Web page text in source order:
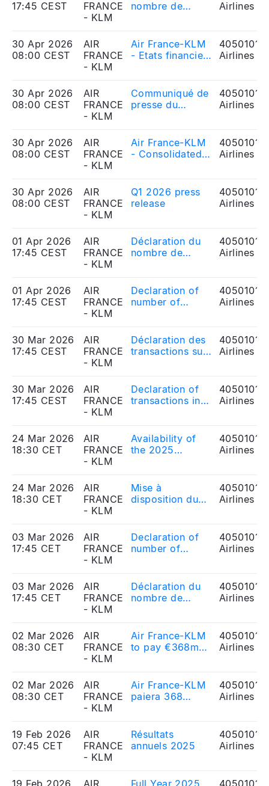
17:45 CEST
FRANCE
- KLM
nombre de
Airlines
30 Apr 2026
08:00 CEST
AIR
FRANCE
- KLM
Air France-KLM
- Etats financiers
au 31 mars 2026
40501010
Airlines
30 Apr 2026
08:00 CEST
AIR
FRANCE
- KLM
Communiqué de
presse du
40501010
Airlines
30 Apr 2026
08:00 CEST
AIR
FRANCE
- KLM
Air France-KLM
- Consolidated
notes as of
March 31, 2026
40501010
Airlines
30 Apr 2026
08:00 CEST
AIR
FRANCE
- KLM
Q1 2026 press
release
40501010
Airlines
01 Apr 2026
17:45 CEST
AIR
FRANCE
- KLM
Déclaration du
nombre de
40501010
Airlines
01 Apr 2026
17:45 CEST
AIR
FRANCE
- KLM
Declaration of
number of
40501010
Airlines
30 Mar 2026
17:45 CEST
AIR
FRANCE
- KLM
Déclaration des
transactions sur
mars 2026
40501010
Airlines
30 Mar 2026
17:45 CEST
AIR
FRANCE
- KLM
Declaration of
transactions in
March 27, 2026
40501010
Airlines
24 Mar 2026
18:30 CET
AIR
FRANCE
- KLM
Availability of
the 2025
Document
40501010
Airlines
24 Mar 2026
18:30 CET
AIR
FRANCE
- KLM
Mise à
disposition du
Universel 2025
40501010
Airlines
03 Mar 2026
17:45 CET
AIR
FRANCE
- KLM
Declaration of
number of
40501010
Airlines
03 Mar 2026
17:45 CET
AIR
FRANCE
- KLM
Déclaration du
nombre de
40501010
Airlines
02 Mar 2026
08:30 CET
AIR
FRANCE
- KLM
Air France-KLM
to pay €368m
40501010
Airlines
02 Mar 2026
08:30 CET
AIR
FRANCE
- KLM
Air France-KLM
paiera 368
jugement
définitif relatif
40501010
Airlines
19 Feb 2026
07:45 CET
AIR
FRANCE
- KLM
Résultats
annuels 2025
40501010
Airlines
19 Feb 2026
AIR
Full Year 2025
40501010